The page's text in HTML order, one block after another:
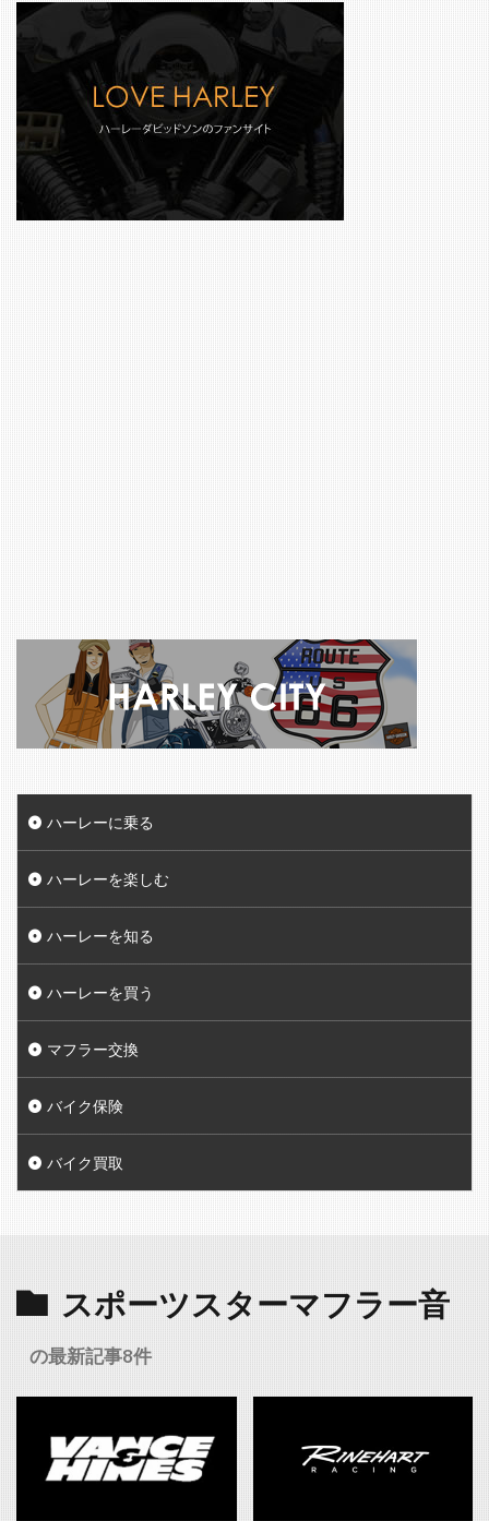
ハーレーに乗る
ハーレーを楽しむ
ハーレーを知る
ハーレーを買う
マフラー交換
バイク保険
バイク買取
スポーツスターマフラー音
の最新記事8件